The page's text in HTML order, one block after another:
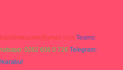
backlinkpaneli@gmail.com Teams:
0262 606 0 726 Telegram: